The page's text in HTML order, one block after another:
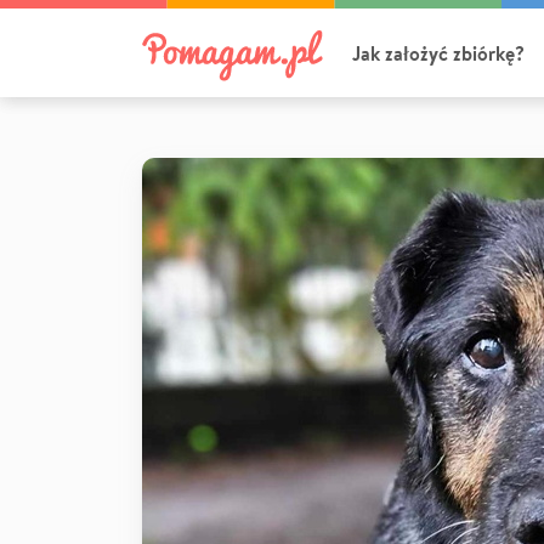
Jak założyć zbiórkę?